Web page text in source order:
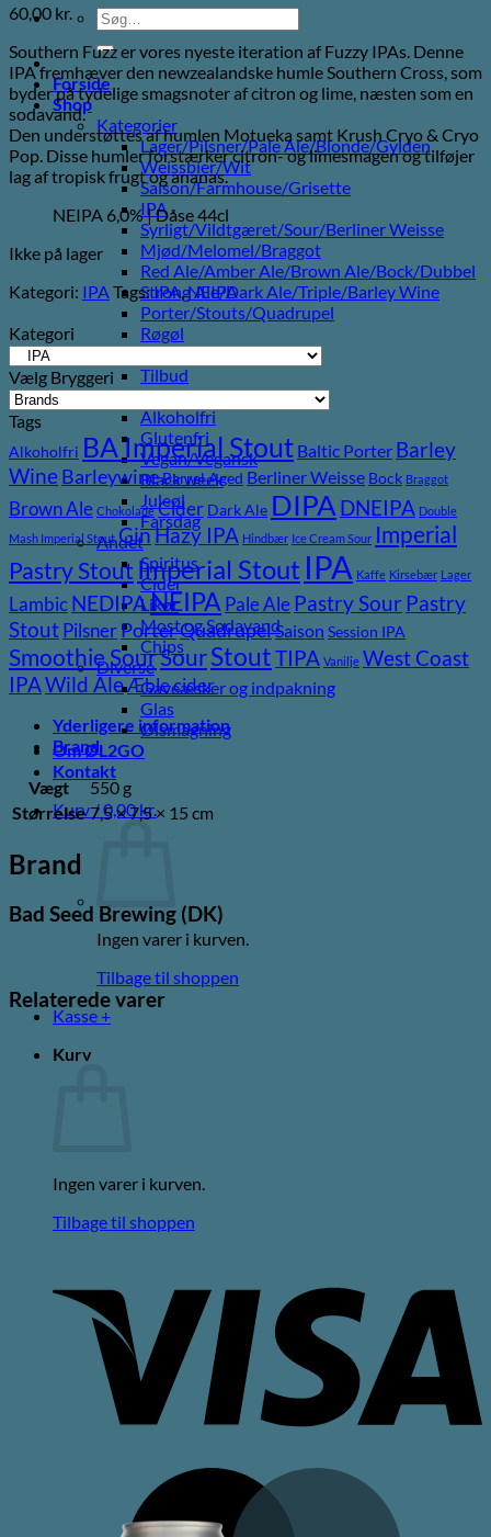
Søg
efter:
Forside
Shop
Kategorier
Lager/Pilsner/Pale Ale/Blonde/Gylden
Weissbier/Wit
Saison/Farmhouse/Grisette
IPA
Syrligt/Vildtgæret/Sour/Berliner Weisse
Mjød/Melomel/Braggot
Red Ale/Amber Ale/Brown Ale/Bock/Dubbel
Strong Ale/Dark Ale/Triple/Barley Wine
Porter/Stouts/Quadrupel
Røgøl
Øl
Tilbud
6pack2go
Alkoholfri
Glutenfri
Vegan/Vegansk
Black week
Juleøl
Farsdag
Andet
Spiritus
Cider
Likør
Most og Sodavand
Chips
Diverse
Gaveæsker og indpakning
Glas
Ølsmagning
Om ØL2GO
Kontakt
Kurv /0,00kr.
Ingen varer i kurven.
Tilbage til shoppen
Kasse +
Kurv
Ingen varer i kurven.
Tilbage til shoppen
60,00 kr.
Southern Fuzz er vores nyeste iteration af Fuzzy IPAs. Denne
IPA fremhæver den newzealandske humle Southern Cross, som
byder på tydelige smagsnoter af citron og lime, næsten som en
sodavand.
Den understøttes af humlen Motueka samt Krush Cryo & Cryo
Pop. Disse humler forstærker citron- og limesmagen og tilføjer
lag af tropisk frugt og ananas.
NEIPA 6,0% | Dåse 44cl
Ikke på lager
Kategori: IPA Tags:IPA,NEIPA
Kategori
Vælg Bryggeri
Tags
Alkoholfri BA Imperial Stout Baltic Porter Barley
Wine BarleywineBarrel Aged Berliner Weisse Bock Braggot
Brown Ale Chokolade Cider Dark Ale DIPA DNEIPA Double
Mash Imperial Stout GinHazy IPA Hindbær Ice Cream Sour Imperial
Pastry Stout Imperial Stout IPA Kaffe Kirsebær Lager
LambicNEDIPANEIPA Pale Ale Pastry Sour Pastry
StoutPilsnerPorterQuadrupelSaison Session IPA
Smoothie SourSourStoutTIPA Vanilje West Coast
IPAWild AleÆble cider
Yderligere information
Brand
Vægt
550 g
Størrelse 7,5 × 7,5 × 15 cm
Brand
Bad Seed Brewing (DK)
Relaterede varer